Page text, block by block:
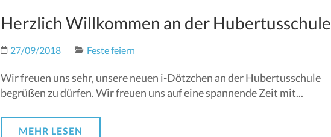
Herzlich Willkommen an der Hubertusschule
27/09/2018 Feste feiern
Wir freuen uns sehr, unsere neuen i-Dötzchen an der Hubertusschule
begrüßen zu dürfen. Wir freuen uns auf eine spannende Zeit mit...
MEHR LESEN